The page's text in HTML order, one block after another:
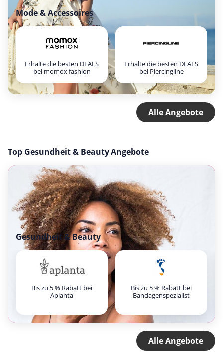
Mode & Accessoires
Erhalte die besten DEALS
bei momox fashion
Erhalte die besten DEALS
bei Piercingline
Alle Angebote
Top Gesundheit & Beauty Angebote
Gesundheit & Beauty
Bis zu 5 % Rabatt bei
Aplanta
Bis zu 5 % Rabatt bei
Bandagenspezialist
Alle Angebote